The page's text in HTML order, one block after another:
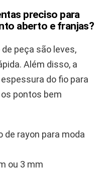
preciso para
aberto e franjas?
peça são leves,
Além disso, a
do fio para
pontos bem
de rayon para moda
ou 3 mm